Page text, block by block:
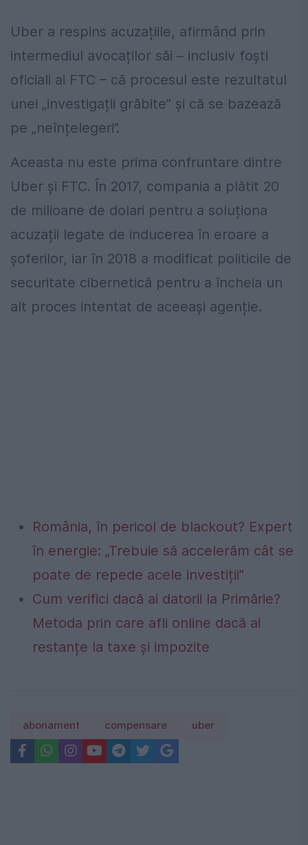
Uber a respins acuzațiile, afirmând prin
intermediul avocaților săi – inclusiv foști
oficiali ai FTC – că procesul este rezultatul
unei „investigații grăbite” și că se bazează
pe „neînțelegeri”.
Aceasta nu este prima confruntare dintre
Uber și FTC. În 2017, compania a plătit 20
de milioane de dolari pentru a soluționa
acuzații legate de inducerea în eroare a
șoferilor, iar în 2018 a modificat politicile de
securitate cibernetică pentru a încheia un
alt proces intentat de aceeași agenție.
România, în pericol de blackout? Expert
în energie: „Trebuie să accelerăm cât se
poate de repede acele investiții”
Cum verifici dacă ai datorii la Primărie?
Metoda prin care afli online dacă ai
restanțe la taxe și impozite
abonament compensare uber